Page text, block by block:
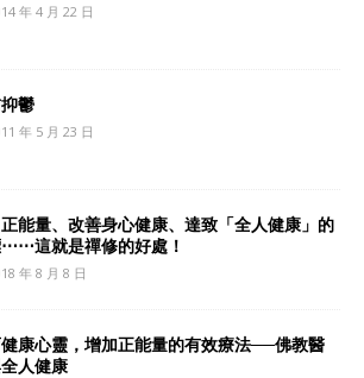
年 4 月 22 日
鬱
年 5 月 23 日
能量、改善身心健康、達致「全人健康」的
⋯⋯這就是禪修的好處！
年 8 月 8 日
康心靈，增加正能量的有效療法──佛教醫
人健康